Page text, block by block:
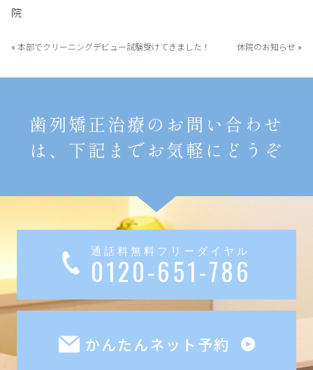
院
« 本部でクリーニングデビュー試験受けてきました！ 休院のお知らせ »
歯列矯正治療のお問い合わせ
は、下記までお気軽にどうぞ
通話料無料フリーダイヤル
0120-651-786
かんたんネット予約